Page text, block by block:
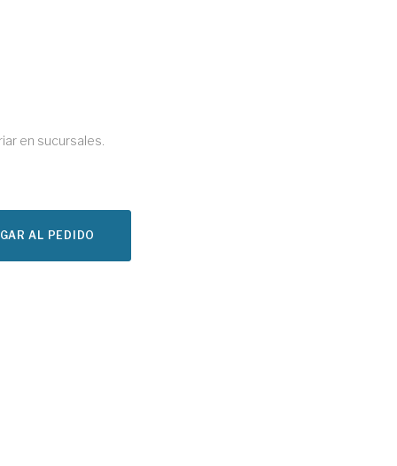
en sucursales.
AL PEDIDO